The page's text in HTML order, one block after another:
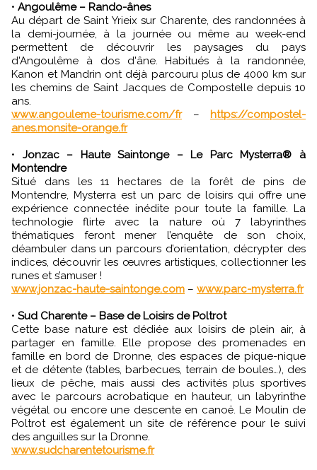
•
Angoulême – Rando-ânes
Au départ de Saint Yrieix sur Charente, des randonnées à
la demi-journée, à la journée ou même au week-end
permettent de découvrir les paysages du pays
d'Angoulême à dos d'âne. Habitués à la randonnée,
Kanon et Mandrin ont déjà parcouru plus de 4000 km sur
les chemins de Saint Jacques de Compostelle depuis 10
ans.
www.angouleme-tourisme.com/fr– https://compostel-
anes.monsite-orange.fr
• Jonzac – Haute Saintonge – Le Parc Mysterra® à
Montendre
Situé dans les 11 hectares de la forêt de pins de
Montendre, Mysterra est un parc de loisirs qui offre une
expérience connectée inédite pour toute la famille. La
technologie flirte avec la nature où 7 labyrinthes
thématiques feront mener l’enquête de son choix,
déambuler dans un parcours d’orientation, décrypter des
indices, découvrir les œuvres artistiques, collectionner les
runes et s’amuser !
www.jonzac-haute-saintonge.com – www.parc-mysterra.fr
• Sud Charente – Base de Loisirs de Poltrot
Cette base nature est dédiée aux loisirs de plein air, à
partager en famille. Elle propose des promenades en
famille en bord de Dronne, des espaces de pique-nique
et de détente (tables, barbecues, terrain de boules…), des
lieux de pêche, mais aussi des activités plus sportives
avec le parcours acrobatique en hauteur, un labyrinthe
végétal ou encore une descente en canoë. Le Moulin de
Poltrot est également un site de référence pour le suivi
des anguilles sur la Dronne.
www.sudcharentetourisme.fr